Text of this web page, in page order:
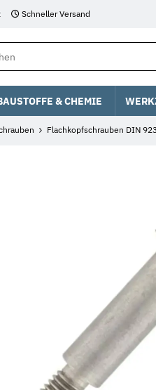
Schneller Versand
& CHEMIE
Flachkopfschrauben DIN 923